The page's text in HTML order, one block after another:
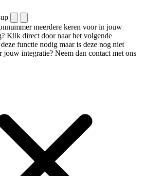
meerdere keren voor in jouw
Klik direct door naar het volgende
functie nodig maar is deze nog niet
jouw integratie? Neem dan contact met ons